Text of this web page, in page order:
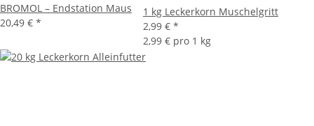
BROMOL – Endstation Maus
20,49 € *
1 kg Leckerkorn Muschelgritt
2,99 € *
2,99 € pro 1 kg